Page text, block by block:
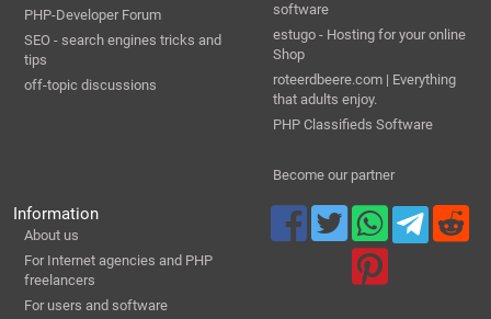
PHP-Developer Forum
SEO - search engines tricks and
tips
off-topic discussions
software
estugo - Hosting for your online
Shop
roteerdbeere.com | Everything
that adults enjoy.
PHP Classifieds Software
Become our partner
Information
About us
For Internet agencies and PHP
freelancers
For users and software